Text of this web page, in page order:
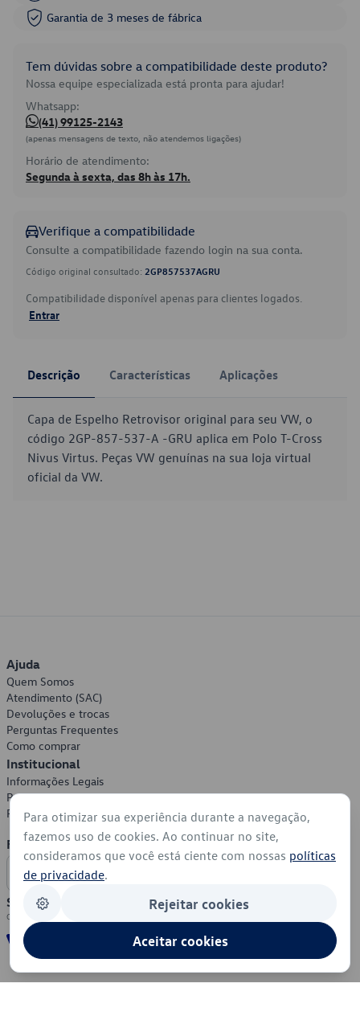
Garantia de 3 meses de fábrica
Tem dúvidas sobre a compatibilidade deste produto?
Nossa equipe especializada está pronta para ajudar!
Whatsapp:
(41) 99125-2143
(apenas mensagens de texto, não atendemos ligações)
Horário de atendimento:
Segunda à sexta, das 8h às 17h.
Verifique a compatibilidade
Consulte a compatibilidade fazendo login na sua conta.
Código original consultado: 2GP857537AGRU
Compatibilidade disponível apenas para clientes logados.
Entrar
Descrição Características Aplicações
Capa de Espelho Retrovisor original para seu VW, o
código 2GP-857-537-A -GRU aplica em Polo T-Cross
Nivus Virtus. Peças VW genuínas na sua loja virtual
oficial da VW.
Ajuda
Quem Somos
Atendimento (SAC)
Devoluções e trocas
Perguntas Frequentes
Como comprar
Institucional
Informações Legais
Política de Privacidade
Política de Cookies
Formas de Pagamento
Segurança
Para otimizar sua experiência durante a navegação,
fazemos uso de cookies. Ao continuar no site,
consideramos que você está ciente com nossas políticas
de privacidade.
Rejeitar cookies
Aceitar cookies